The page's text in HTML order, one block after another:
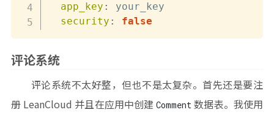
app_key :
your_key
security : false
评论系统
评论系统不太好整，但也不是太复杂。首先还是要注
册 LeanCloud 并且在应用中创建 Comment 数据表。我使用